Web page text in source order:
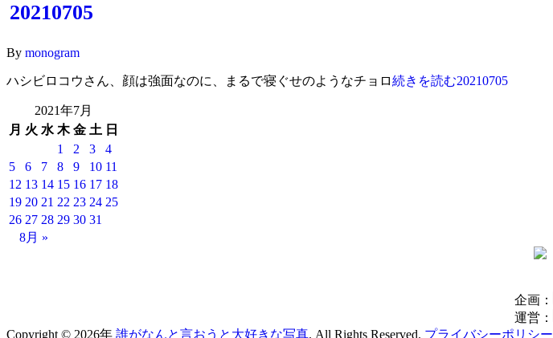
20210705
By monogram
ハシビロコウさん、顔は強面なのに、まるで寝ぐせのようなチョロ続きを読む20210705
2021年7月
月 火 水 木 金 土 日
1
2 3
4
5
6 7 8 9 10 11
12 13 14 15 16 17 18
19 20 21 22 23 24 25
26 27 28 29 30 31
8月 »
企画：
運営：
Copyright © 2026年 誰がなんと言おうと大好きな写真. All Rights Reserved. プライバシーポリシー